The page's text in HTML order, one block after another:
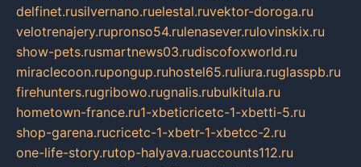
delfinet.rusilvernano.ruelestal.ruvektor-doroga.ru
velotrenajery.rupronso54.rulenasever.rulovinskix.ru
show-pets.rusmartnews03.rudiscofoxworld.ru
miraclecoon.rupongup.ruhostel65.ruliura.ruglasspb.ru
firehunters.rugribowo.rugnalis.rubulkitula.ru
hometown-france.ru1-xbeticricetc-1-xbetti-5.ru
shop-garena.rucricetc-1-xbetr-1-xbetcc-2.ru
one-life-story.rutop-halyava.ruaccounts112.ru